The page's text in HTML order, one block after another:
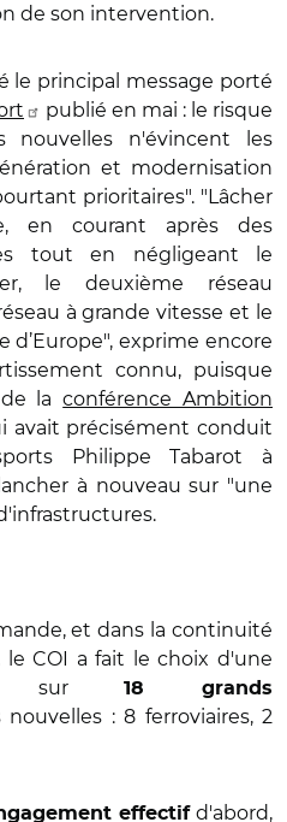
de son intervention.
le principal message porté
publié en mai : le risque
nouvelles n'évincent les
et modernisation
prioritaires". "Lâcher
en courant après des
tout en négligeant le
le deuxième réseau
à grande vitesse et le
d’Europe", exprime encore
connu, puisque
de laconférence Ambition
avait précisément conduit
Philippe Tabarot à
à nouveau sur "une
et dans la continuité
le COI a fait le choix d'une
sur18 grands
: 8 ferroviaires, 2
effectifd'abord,